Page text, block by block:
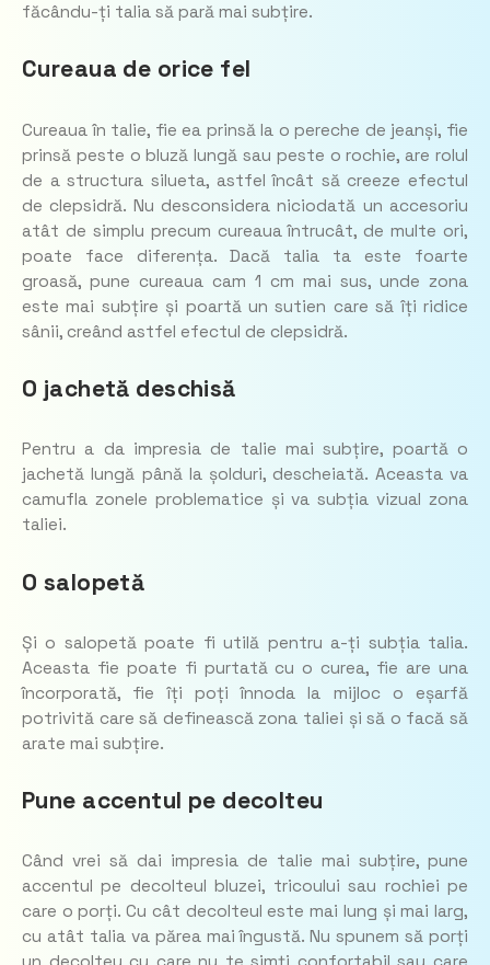
făcându-ți talia să pară mai subțire.
Cureaua de orice fel
Cureaua în talie, fie ea prinsă la o pereche de jeanși, fie
prinsă peste o bluză lungă sau peste o rochie, are rolul
de a structura silueta, astfel încât să creeze efectul
de clepsidră. Nu desconsidera niciodată un accesoriu
atât de simplu precum cureaua întrucât, de multe ori,
poate face diferența. Dacă talia ta este foarte
groasă, pune cureaua cam 1 cm mai sus, unde zona
este mai subțire și poartă un sutien care să îți ridice
sânii, creând astfel efectul de clepsidră.
O jachetă deschisă
Pentru a da impresia de talie mai subțire, poartă o
jachetă lungă până la șolduri, descheiată. Aceasta va
camufla zonele problematice și va subția vizual zona
taliei.
O salopetă
Și o salopetă poate fi utilă pentru a-ți subția talia.
Aceasta fie poate fi purtată cu o curea, fie are una
încorporată, fie îți poți înnoda la mijloc o eșarfă
potrivită care să definească zona taliei și să o facă să
arate mai subțire.
Pune accentul pe decolteu
Când vrei să dai impresia de talie mai subțire, pune
accentul pe decolteul bluzei, tricoului sau rochiei pe
care o porți. Cu cât decolteul este mai lung și mai larg,
cu atât talia va părea mai îngustă. Nu spunem să porți